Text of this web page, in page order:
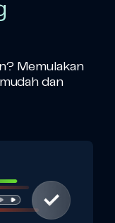
Memulakan
dan